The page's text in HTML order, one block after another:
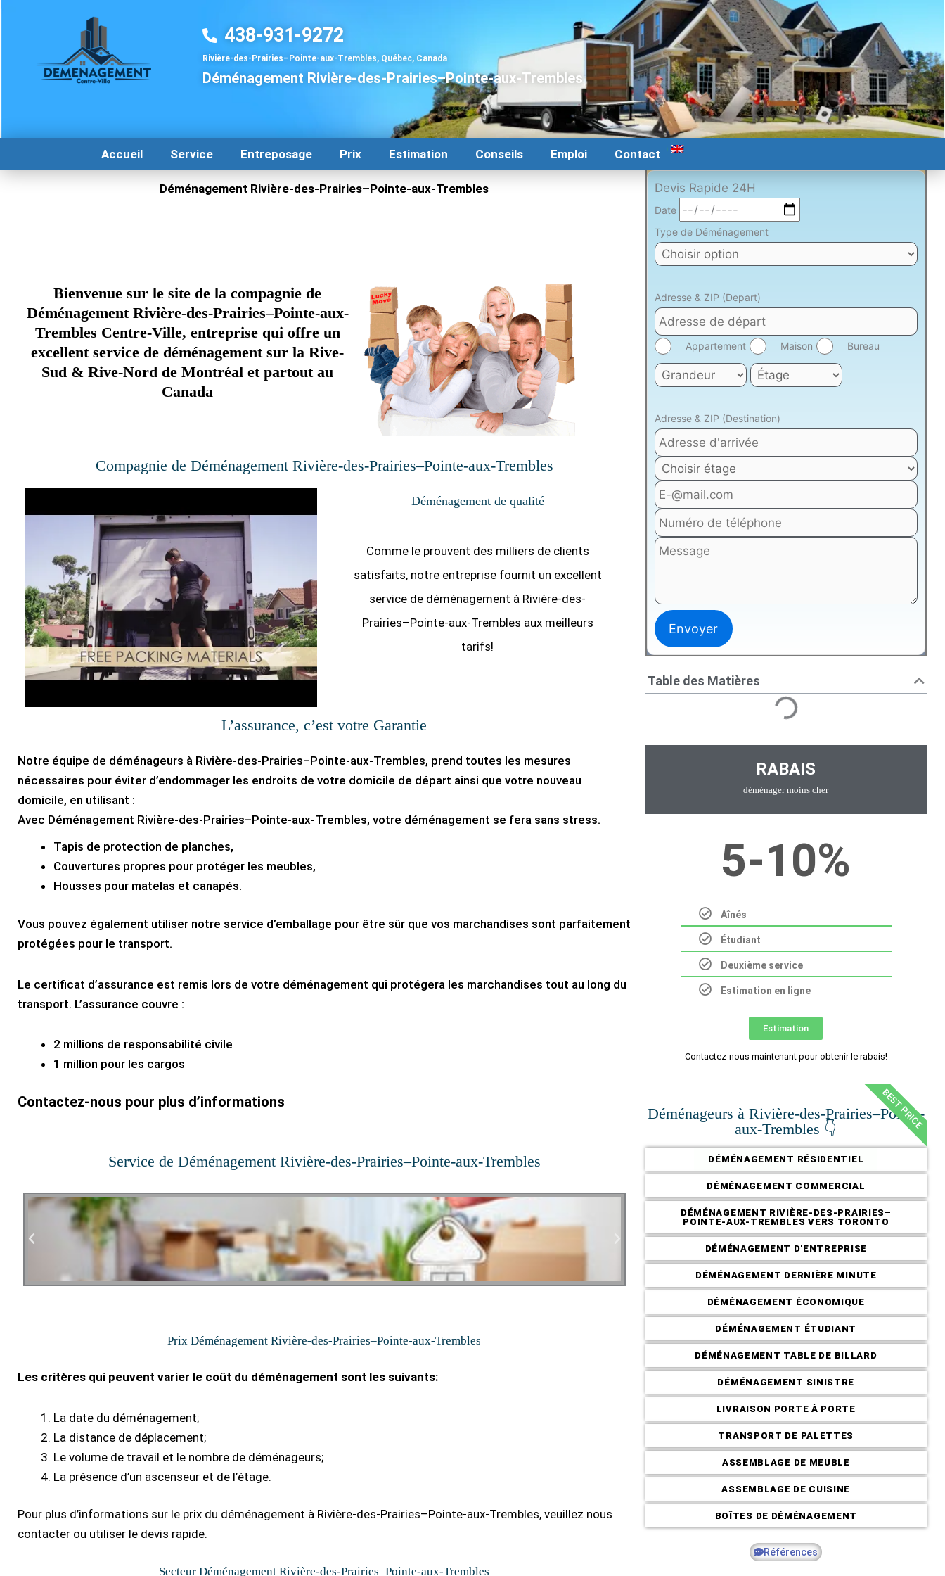
Aller
438-931-9272
Rivière-des-Prairies–Pointe-aux-Trembles, Québec, Canada
Déménagement Rivière-des-Prairies–Pointe-aux-Trembles
Accueil Service Entreposage Prix Estimation Conseils Emploi Contact
Déménagement Rivière-des-Prairies–Pointe-aux-Trembles
Bienvenue sur le site de la compagnie de
Déménagement Rivière-des-Prairies–Pointe-aux-
Trembles Centre-Ville, entreprise qui offre un
excellent service de déménagement sur la Rive-
Sud & Rive-Nord de Montréal et partout au
Canada
Compagnie de Déménagement Rivière-des-Prairies–Pointe-aux-Trembles
Déménagement de qualité
Comme le prouvent des milliers de clients
satisfaits, notre entreprise fournit un excellent
service de déménagement à Rivière-des-
Prairies–Pointe-aux-Trembles aux meilleurs
tarifs!
L’assurance, c’est votre Garantie
Notre équipe de déménageurs à Rivière-des-Prairies–Pointe-aux-Trembles, prend toutes les mesures
nécessaires pour éviter d’endommager les endroits de votre domicile de départ ainsi que votre nouveau
domicile, en utilisant :
Avec Déménagement Rivière-des-Prairies–Pointe-aux-Trembles, votre déménagement se fera sans stress.
Tapis de protection de planches,
Couvertures propres pour protéger les meubles,
Housses pour matelas et canapés.
Vous pouvez également utiliser notre service d’emballage pour être sûr que vos marchandises sont parfaitement
protégées pour le transport.
Le certificat d’assurance est remis lors de votre déménagement qui protégera les marchandises tout au long du
transport. L’assurance couvre :
2 millions de responsabilité civile
1 million pour les cargos
Contactez-nous pour plus d’informations
Service de Déménagement Rivière-des-Prairies–Pointe-aux-Trembles
Déménagement
Prix Déménagement Rivière-des-Prairies–Pointe-aux-Trembles
Les critères qui peuvent varier le coût du déménagement sont les suivants:
La date du déménagement;
La distance de déplacement;
Le volume de travail et le nombre de déménageurs;
La présence d’un ascenseur et de l’étage.
Pour plus d’informations sur le prix du déménagement à Rivière-des-Prairies–Pointe-aux-Trembles, veuillez nous
contacter ou utiliser le devis rapide.
Secteur Déménagement Rivière-des-Prairies–Pointe-aux-Trembles
Devis Rapide 24H
Date
Type de Déménagement
Adresse & ZIP (Depart)
Appartement Maison Bureau
Adresse & ZIP (Destination)
Table des Matières
RABAIS
déménager moins cher
5-10%
Aînés
Étudiant
Deuxième service
Estimation en ligne
Estimation
Contactez-nous maintenant pour obtenir le rabais!
BEST PRICE
Déménageurs à Rivière-des-Prairies–Pointe-
aux-Trembles 👇
DÉMÉNAGEMENT RÉSIDENTIEL
DÉMÉNAGEMENT COMMERCIAL
DÉMÉNAGEMENT RIVIÈRE-DES-PRAIRIES–
POINTE-AUX-TREMBLES VERS TORONTO
DÉMÉNAGEMENT D'ENTREPRISE
DÉMÉNAGEMENT DERNIÈRE MINUTE
DÉMÉNAGEMENT ÉCONOMIQUE
DÉMÉNAGEMENT ÉTUDIANT
DÉMÉNAGEMENT TABLE DE BILLARD
DÉMÉNAGEMENT SINISTRE
LIVRAISON PORTE À PORTE
TRANSPORT DE PALETTES
ASSEMBLAGE DE MEUBLE
ASSEMBLAGE DE CUISINE
BOÎTES DE DÉMÉNAGEMENT
Références